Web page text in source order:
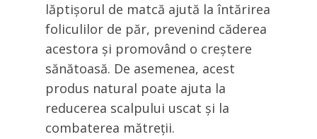
lăptișorul de matcă ajută la întărirea
foliculilor de păr, prevenind căderea
acestora și promovând o creștere
sănătoasă. De asemenea, acest
produs natural poate ajuta la
reducerea scalpului uscat și la
combaterea mătreții.